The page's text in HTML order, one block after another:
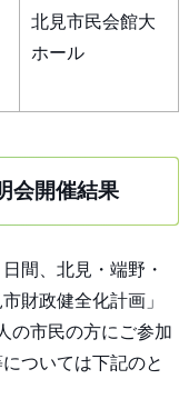
北見市民会館大
ホール
会開催結果
間、北見・端野・
財政健全化計画」
の市民の方にご参加
ついては下記のと